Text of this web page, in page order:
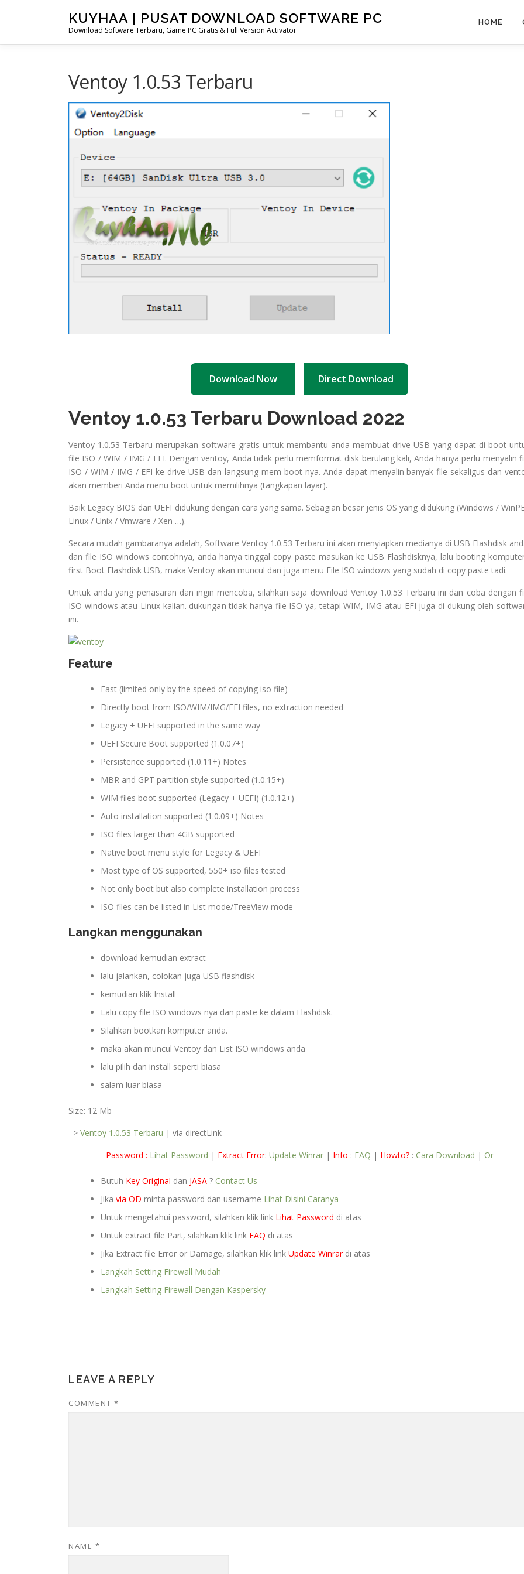
KUYHAA | PUSAT DOWNLOAD SOFTWARE PC
Download Software Terbaru, Game PC Gratis & Full Version Activator
HOME
Ventoy 1.0.53 Terbaru
Download Now Direct Download
Ventoy 1.0.53 Terbaru Download 2022
Ventoy 1.0.53 Terbaru merupakan software gratis untuk membantu anda membuat drive USB yang dapat di-boot
file ISO / WIM / IMG / EFI. Dengan ventoy, Anda tidak perlu memformat disk berulang kali, Anda hanya perlu menyalin
ISO / WIM / IMG / EFI ke drive USB dan langsung mem-boot-nya. Anda dapat menyalin banyak file sekaligus dan
akan memberi Anda menu boot untuk memilihnya (tangkapan layar).
Baik Legacy BIOS dan UEFI didukung dengan cara yang sama. Sebagian besar jenis OS yang didukung (Windows /
Linux / Unix / Vmware / Xen …).
Secara mudah gambaranya adalah, Software Ventoy 1.0.53 Terbaru ini akan menyiapkan medianya di USB Flashdisk
dan file ISO windows contohnya, anda hanya tinggal copy paste masukan ke USB Flashdisknya, lalu booting
first Boot Flashdisk USB, maka Ventoy akan muncul dan juga menu File ISO windows yang sudah di copy paste tadi.
Untuk anda yang penasaran dan ingin mencoba, silahkan saja download Ventoy 1.0.53 Terbaru ini dan coba dengan
ISO windows atau Linux kalian. dukungan tidak hanya file ISO ya, tetapi WIM, IMG atau EFI juga di dukung oleh
ini.
Feature
Fast (limited only by the speed of copying iso file)
Directly boot from ISO/WIM/IMG/EFI files, no extraction needed
Legacy + UEFI supported in the same way
UEFI Secure Boot supported (1.0.07+)
Persistence supported (1.0.11+) Notes
MBR and GPT partition style supported (1.0.15+)
WIM files boot supported (Legacy + UEFI) (1.0.12+)
Auto installation supported (1.0.09+) Notes
ISO files larger than 4GB supported
Native boot menu style for Legacy & UEFI
Most type of OS supported, 550+ iso files tested
Not only boot but also complete installation process
ISO files can be listed in List mode/TreeView mode
Langkan menggunakan
download kemudian extract
lalu jalankan, colokan juga USB flashdisk
kemudian klik Install
Lalu copy file ISO windows nya dan paste ke dalam Flashdisk.
Silahkan bootkan komputer anda.
maka akan muncul Ventoy dan List ISO windows anda
lalu pilih dan install seperti biasa
salam luar biasa
Size: 12 Mb
=> Ventoy 1.0.53 Terbaru | via directLink
Password : Lihat Password | Extract Error: Update Winrar| Info : FAQ | Howto? : Cara Download | Or
Butuh Key Original dan JASA ? Contact Us
Jika via OD minta password dan username Lihat Disini Caranya
Untuk mengetahui password, silahkan klik link Lihat Password di atas
Untuk extract file Part, silahkan klik link FAQ di atas
Jika Extract file Error or Damage, silahkan klik link Update Winrardi atas
Langkah Setting Firewall Mudah
Langkah Setting Firewall Dengan Kaspersky
LEAVE A REPLY
COMMENT *
NAME *